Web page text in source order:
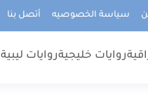
سياسة الخصوصيه أتصل بنا
روايات خليجيةروايات ليبية